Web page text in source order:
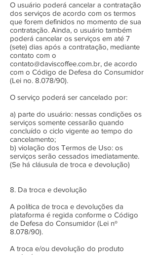
O usuário poderá cancelar a contratação
dos serviços de acordo com os termos
que forem definidos no momento de sua
contratação. Ainda, o usuário também
poderá cancelar os serviços em até 7
(sete) dias após a contratação, mediante
contato com o
contato@daviscoffee.com.br, de acordo
com o Código de Defesa do Consumidor
(Lei no. 8.078/90).
O serviço poderá ser cancelado por:
a) parte do usuário: nessas condições os
serviços somente cessarão quando
concluído o ciclo vigente ao tempo do
cancelamento;
b) violação dos Termos de Uso: os
serviços serão cessados imediatamente.
(Se há cláusula de troca e devolução)
8. Da troca e devolução
A política de troca e devoluções da
plataforma é regida conforme o Código
de Defesa do Consumidor (Lei nº
8.078/90).
A troca e/ou devolução do produto